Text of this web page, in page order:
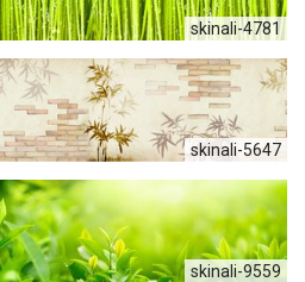
skinali-4781
skinali-5647
skinali-9559